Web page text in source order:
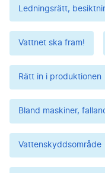
Ledningsrätt,
Vattnet ska fram!
Rätt in i produktionen
Bland maskiner,
Vattenskyddsområde